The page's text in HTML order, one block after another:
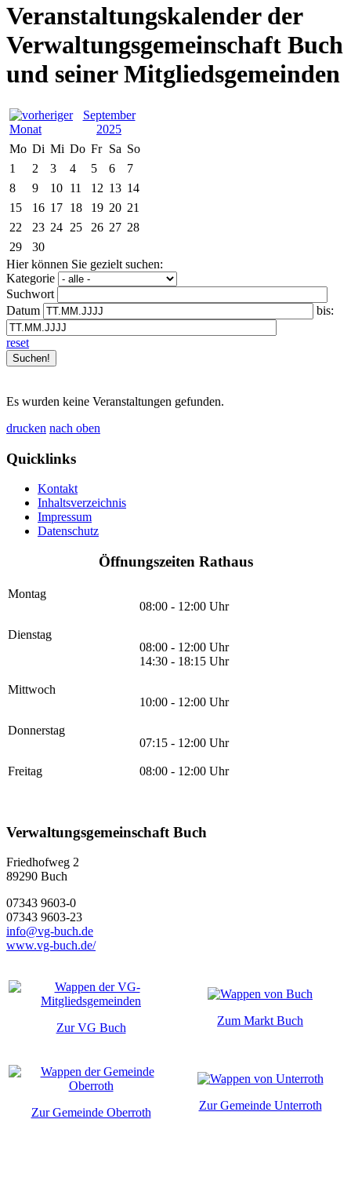
Veranstaltungskalender der
Verwaltungsgemeinschaft Buch
und seiner Mitgliedsgemeinden
September
2025
Mo Di Mi Do Fr Sa So
1
2 3 4 5 6
7
8
9 10 11 12 13 14
15
16 17 18 19 20 21
22
23 24 25 26 27 28
29
30
Hier können Sie gezielt suchen:
Kategorie
Suchwort
Datum
bis:
reset
Es wurden keine Veranstaltungen gefunden.
drucken nach oben
Quicklinks
Kontakt
Inhaltsverzeichnis
Impressum
Datenschutz
Öffnungszeiten Rathaus
Montag
08:00 - 12:00 Uhr
Dienstag
08:00 - 12:00 Uhr
14:30 - 18:15 Uhr
Mittwoch
10:00 - 12:00 Uhr
Donnerstag
07:15 - 12:00 Uhr
Freitag 08:00 - 12:00 Uhr
Verwaltungsgemeinschaft Buch
Friedhofweg 2
89290 Buch
07343 9603-0
07343 9603-23
info@vg-buch.de
www.vg-buch.de/
Zur VG Buch
Zum Markt Buch
Zur Gemeinde Oberroth
Zur Gemeinde Unterroth